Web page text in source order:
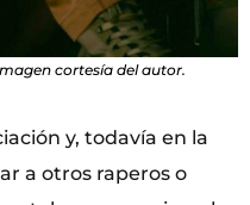
cortesía del autor.
y, todavía en la
a otros raperos o